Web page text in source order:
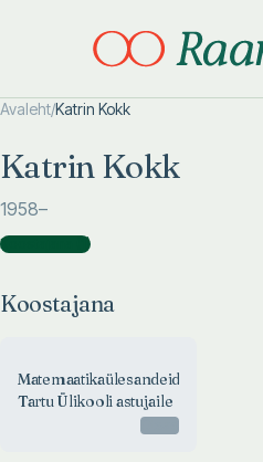
Avaleht/Katrin Kokk
Katrin Kokk
1958–
Koostajana )
Koostajana
Matemaatikaülesandeid
Tartu Ülikooli astujaile